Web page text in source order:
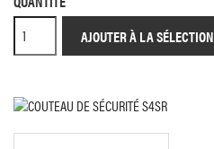
AJOUTER À LA SÉLECTION